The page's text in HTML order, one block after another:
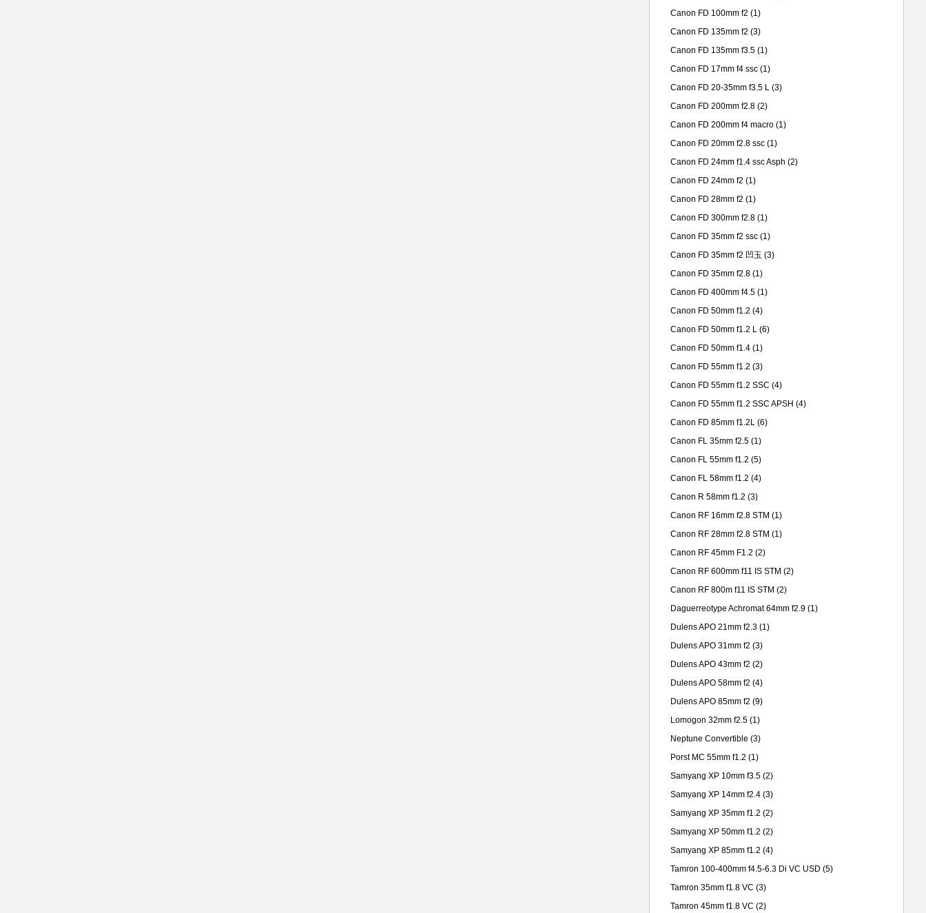
Canon FD 100mm f2 (1)
Canon FD 135mm f2 (3)
Canon FD 135mm f3.5 (1)
Canon FD 17mm f4 ssc (1)
Canon FD 20-35mm f3.5 L (3)
Canon FD 200mm f2.8 (2)
Canon FD 200mm f4 macro (1)
Canon FD 20mm f2.8 ssc (1)
Canon FD 24mm f1.4 ssc Asph (2)
Canon FD 24mm f2 (1)
Canon FD 28mm f2 (1)
Canon FD 300mm f2.8 (1)
Canon FD 35mm f2 ssc (1)
Canon FD 35mm f2 凹玉 (3)
Canon FD 35mm f2.8 (1)
Canon FD 400mm f4.5 (1)
Canon FD 50mm f1.2 (4)
Canon FD 50mm f1.2 L (6)
Canon FD 50mm f1.4 (1)
Canon FD 55mm f1.2 (3)
Canon FD 55mm f1.2 SSC (4)
Canon FD 55mm f1.2 SSC APSH (4)
Canon FD 85mm f1.2L (6)
Canon FL 35mm f2.5 (1)
Canon FL 55mm f1.2 (5)
Canon FL 58mm f1.2 (4)
Canon R 58mm f1.2 (3)
Canon RF 16mm f2.8 STM (1)
Canon RF 28mm f2.8 STM (1)
Canon RF 45mm F1.2 (2)
Canon RF 600mm f11 IS STM (2)
Canon RF 800m f11 IS STM (2)
Daguerreotype Achromat 64mm f2.9 (1)
Dulens APO 21mm f2.3 (1)
Dulens APO 31mm f2 (3)
Dulens APO 43mm f2 (2)
Dulens APO 58mm f2 (4)
Dulens APO 85mm f2 (9)
Lomogon 32mm f2.5 (1)
Neptune Convertible (3)
Porst MC 55mm f1.2 (1)
Samyang XP 10mm f3.5 (2)
Samyang XP 14mm f2.4 (3)
Samyang XP 35mm f1.2 (2)
Samyang XP 50mm f1.2 (2)
Samyang XP 85mm f1.2 (4)
Tamron 100-400mm f4.5-6.3 Di VC USD (5)
Tamron 35mm f1.8 VC (3)
Tamron 45mm f1.8 VC (2)